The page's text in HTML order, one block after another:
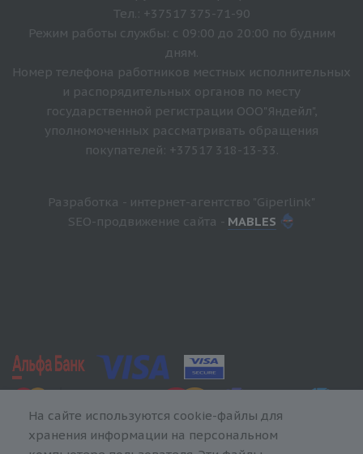
Тел.: +37517 375-71-90
Режим работы службы: с 09:00 до 20:00 по будним
дням.
Номер телефона работников местных исполнительных
и распорядительных органов по месту
государственной регистрации ООО"Яндейл",
уполномоченных рассматривать обращения
покупателей: +37517 318-13-33.
Разработка - интернет-агентство "Giperlink"
SEO-продвижение сайта - MABLES
На сайте используются cookie-файлы для
хранения информации на персональном